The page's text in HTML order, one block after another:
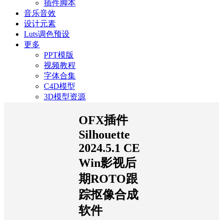
插件脚本
音乐音效
设计元素
Luts调色预设
更多
PPT模版
视频教程
字体合集
C4D模型
3D模型资源
OFX插件
Silhouette
2024.5.1 CE
Win影视后
期ROTO跟
踪抠像合成
软件